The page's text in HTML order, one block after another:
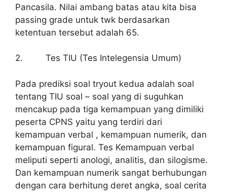
Pancasila. Nilai ambang batas atau kita bisa
passing grade untuk twk berdasarkan
ketentuan tersebut adalah 65.
2. Tes TIU (Tes Intelegensia Umum)
Pada prediksi soal tryout kedua adalah soal
tentang TIU soal – soal yang di suguhkan
mencakup pada tiga kemampuan yang dimiliki
peserta CPNS yaitu yang terdiri dari
kemampuan verbal , kemampuan numerik, dan
kemampuan figural. Tes Kemampuan verbal
meliputi seperti anologi, analitis, dan silogisme.
Dan kemampuan numerik sangat berhubungan
dengan cara berhitung deret angka, soal cerita